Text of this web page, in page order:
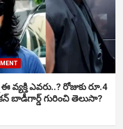
ఎవరు..? రోజుకు రూ.4
బాడీగార్డ్ గురించి తెలుసా?